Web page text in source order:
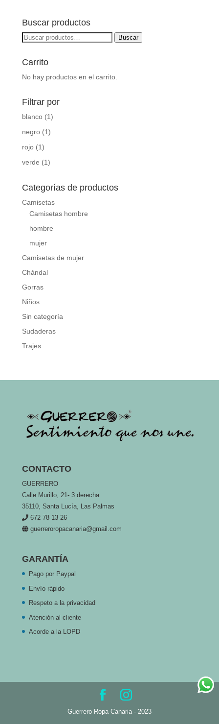
Buscar productos
Buscar
Buscar
Carrito
No hay productos en el carrito.
Filtrar por
blanco (1)
negro (1)
rojo (1)
verde (1)
Categorías de productos
Camisetas
Camisetas hombre
hombre
mujer
Camisetas de mujer
Chándal
Gorras
Niños
Sin categoría
Sudaderas
Trajes
CONTACTO
GUERRERO
Calle Murillo, 21- 3 derecha
35110, Santa Lucía, Las Palmas
672 78 13 26
guerreroropacanaria@gmail.com
GARANTÍA
Pago por Paypal
Envío rápido
Respeto a la privacidad
Atención al cliente
Acorde a la LOPD
Guerrero Ropa Canaria · 2023